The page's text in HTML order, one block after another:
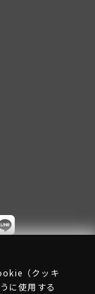
（クッキ
に使用する